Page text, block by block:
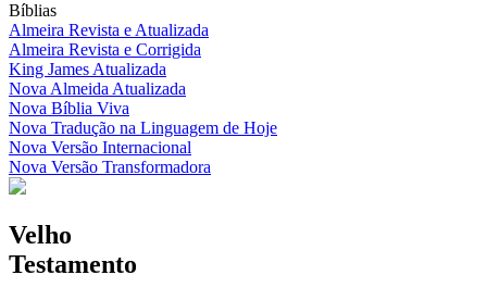
Bíblias
Almeira Revista e Atualizada
Almeira Revista e Corrigida
King James Atualizada
Nova Almeida Atualizada
Nova Bíblia Viva
Nova Tradução na Linguagem de Hoje
Nova Versão Internacional
Nova Versão Transformadora
Velho
Testamento